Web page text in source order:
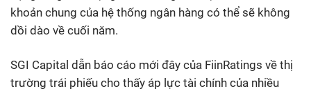
khoản chung của hệ thống ngân hàng có thể sẽ không
dồi dào về cuối năm.
SGI Capital dẫn báo cáo mới đây của FiinRatings về thị
trường trái phiếu cho thấy áp lực tài chính của nhiều